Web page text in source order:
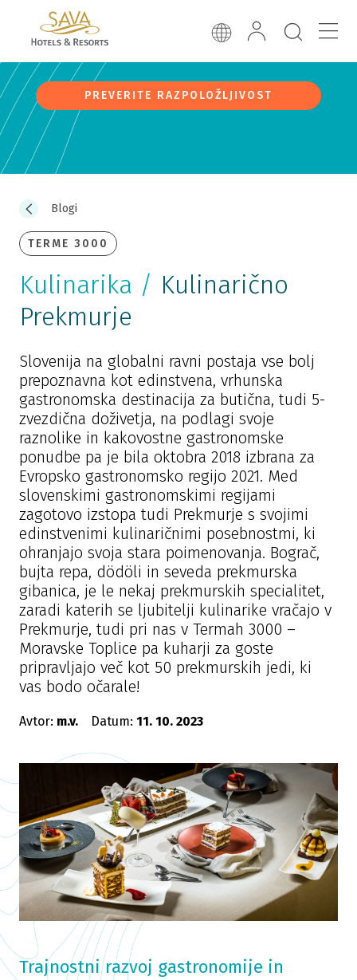
PREVERITE RAZPOLOŽLJIVOST
Blogi
TERME 3000
Kulinarika / Kulinarično
Prekmurje
Slovenija na globalni ravni postaja vse bolj
prepoznavna kot edinstvena, vrhunska
gastronomska destinacija za butična, tudi 5-
zvezdična doživetja, na podlagi svoje
raznolike in kakovostne gastronomske
ponudbe pa je bila oktobra 2018 izbrana za
Evropsko gastronomsko regijo 2021. Med
slovenskimi gastronomskimi regijami
zagotovo izstopa tudi Prekmurje s svojimi
edinstvenimi kulinaričnimi posebnostmi, ki
ohranjajo svoja stara poimenovanja. Bograč,
bujta repa, dödöli in seveda prekmurska
gibanica, je le nekaj prekmurskih specialitet,
zaradi katerih se ljubitelji kulinarike vračajo v
Prekmurje, tudi pri nas v Termah 3000 –
Moravske Toplice pa kuharji za goste
pripravljajo več kot 50 prekmurskih jedi, ki
vas bodo očarale!
Avtor: m.v. Datum: 11. 10. 2023
Trajnostni razvoj gastronomije in